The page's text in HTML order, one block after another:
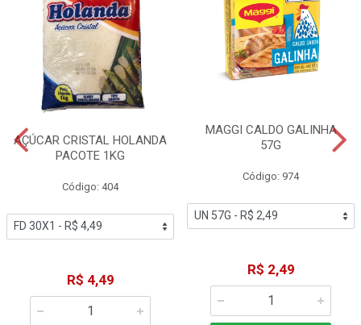
AÇÚCAR CRISTAL HOLANDA
PACOTE 1KG
Código: 404
R$ 4,49
MAGGI CALDO GALINHA
57G
Código: 974
R$ 2,49